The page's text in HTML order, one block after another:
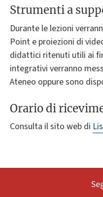
Strumenti a
Durante le lezioni
Point e proiezioni di
didattici ritenuti utili ai
integrativi verranno
Ateneo oppure sono
Orario di
Consulta il sito web di